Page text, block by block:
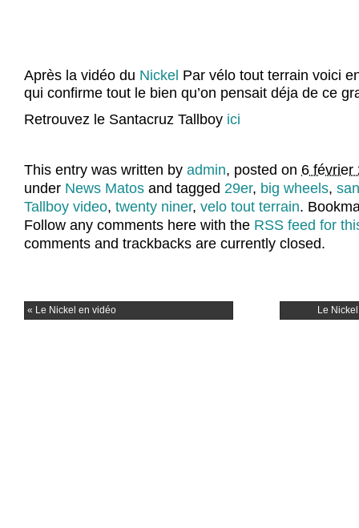
Après la vidéo du Nickel Par vélo tout terrain voici
qui confirme tout le bien qu’on pensait déja de ce
Retrouvez le Santacruz Tallboy ici
This entry was written by admin, posted on 6 février
under News Matos and tagged 29er, big wheels,
Tallboy video, twenty niner, velo tout terrain.
Follow any comments here with the RSS feed for
comments and trackbacks are currently closed.
« Le Nickel en vidéo Le